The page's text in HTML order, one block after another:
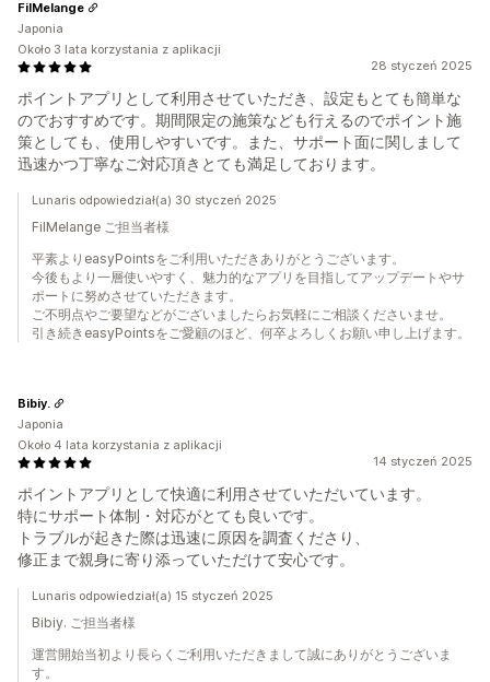
28 styczeń 2025
ポイントアプリとして利用させていただき、設定もとても簡単な
のでおすすめです。期間限定の施策なども行えるのでポイント施
策としても、使用しやすいです。また、サポート面に関しまして
迅速かつ丁寧なご対応頂きとても満足しております。
FilMelange
Japonia
Około 3 lata korzystania z aplikacji
Lunaris odpowiedział(a) 30 styczeń 2025
FilMelange ご担当者様
平素よりeasyPointsをご利用いただきありがとうございます。
今後もより一層使いやすく、魅力的なアプリを目指してアップデートやサ
ポートに努めさせていただきます。
ご不明点やご要望などがございましたらお気軽にご相談くださいませ。
引き続きeasyPointsをご愛顧のほど、何卒よろしくお願い申し上げます。
14 styczeń 2025
ポイントアプリとして快適に利用させていただいています。
特にサポート体制・対応がとても良いです。
トラブルが起きた際は迅速に原因を調査くださり、
修正まで親身に寄り添っていただけて安心です。
Bibiy.
Japonia
Około 4 lata korzystania z aplikacji
Lunaris odpowiedział(a) 15 styczeń 2025
Bibiy. ご担当者様
運営開始当初より長らくご利用いただきまして誠にありがとうございま
す。